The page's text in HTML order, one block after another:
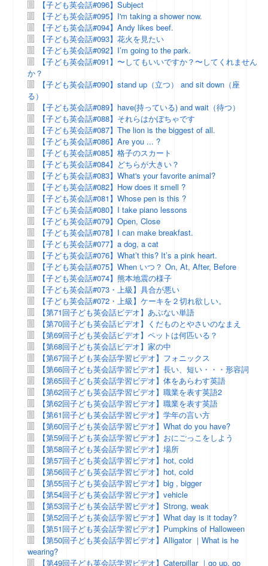
【子ども英会話#096】Subject
【子ども英会話#095】I'm taking a shower now.
【子ども英会話#094】Andy likes beef.
【子ども英会話#093】花火を見たい
【子ども英会話#092】I’m going to the park.
【子ども英会話#091】〜してもいいですか？〜してくれません
か？
【子ども英会話#090】stand up（立つ） and sit down（座
る）
【子ども英会話#089】have(持っている) and wait（待つ）
【子ども英会話#088】それらはかぼちゃです
【子ども英会話#087】The lion is the biggest of all.
【子ども英会話#086】Are you ... ?
【子ども英会話#085】格子のスカート
【子ども英会話#084】どちらが大きい？
【子ども英会話#083】What's your favorite animal?
【子ども英会話#082】How does it smell ?
【子ども英会話#081】Whose pen is this ?
【子ども英会話#080】I take piano lessons
【子ども英会話#079】Open, Close
【子ども英会話#078】I can make breakfast.
【子ども英会話#077】a dog, a cat
【子ども英会話#076】What’t this? It’s a pink heart.
【子ども英会話#075】When いつ？ On, At, After, Before
【子ども英会話#074】熊本地震の様子
【子ども英会話#073・上級】具合が悪い
【子ども英会話#072・上級】ケーキを２切れ欲しい。
【第71回子ども英会話ビデオ】あぶない単語
【第70回子ども英会話ビデオ】くだものとやさいのなまえ
【第69回子ども英会話ビデオ】ペットは何匹いる？
【第68回子ども英会話ビデオ】家の中
【第67回子ども英会話学習ビデオ】フォニックス
【第66回子ども英会話学習ビデオ】長い、短い・・・形容詞
【第65回子ども英会話学習ビデオ】体をあらわす英語
【第62回子ども英会話学習ビデオ】職業を表す英語2
【第62回子ども英会話学習ビデオ】職業を表す英語
【第61回子ども英会話学習ビデオ】学年の言い方
【第60回子ども英会話学習ビデオ】What do you have?
【第59回子ども英会話学習ビデオ】おにごっこをしよう
【第58回子ども英会話学習ビデオ】場所
【第57回子ども英会話学習ビデオ】hot, cold
【第56回子ども英会話学習ビデオ】hot, cold
【第55回子ども英会話学習ビデオ】big , bigger
【第54回子ども英会話学習ビデオ】vehicle
【第53回子ども英会話学習ビデオ】Strong, weak
【第52回子ども英会話学習ビデオ】What day is it today?
【第51回子ども英会話学習ビデオ】Pumpkins of Halloween
【第50回子ども英会話学習ビデオ】Alligator ｜What is he
wearing?
【第49回子ども英会話学習ビデオ】Caterpillar ｜go up, go